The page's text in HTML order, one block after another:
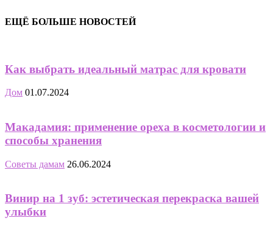
ЕЩЁ БОЛЬШЕ НОВОСТЕЙ
Как выбрать идеальный матрас для кровати
Дом 01.07.2024
Макадамия: применение ореха в косметологии и
способы хранения
Советы дамам 26.06.2024
Винир на 1 зуб: эстетическая перекраска вашей
улыбки